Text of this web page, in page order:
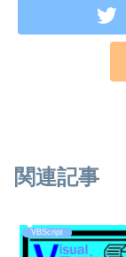
関連記事
VBScript